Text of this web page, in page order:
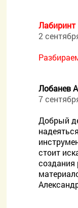
Лабиринт
2
Лобанев
7
Добрый
стоит